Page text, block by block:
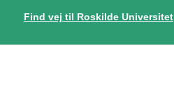
Find vej til Roskilde Universitet